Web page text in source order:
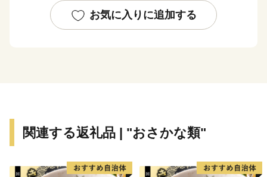
魚介類が一年を通じて水揚げされます。また、氷見が発
祥の地である越中式定置網漁は、豊富な魚介類を「採り
里山と里海の景観を守りつつ、恵まれた自然環境を活
ひこの機会に氷見市の特産品や、氷見市で過ごす時間を
お気に入りに追加する
関連する返礼品 | "おさかな類"